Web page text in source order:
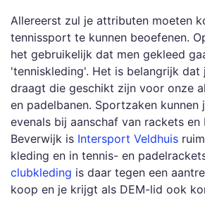
Allereerst zul je attributen moeten
tennissport te kunnen beoefenen.
het gebruikelijk dat men gekleed
'tenniskleding'. Het is belangrijk dat
draagt die geschikt zijn voor onze
en padelbanen. Sportzaken kunnen
evenals bij aanschaf van rackets en
Beverwijk is Intersport Veldhuis
kleding en in tennis- en
clubkleding is daar tegen een
koop en je krijgt als DEM-lid ook